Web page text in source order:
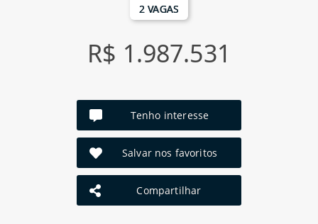
2 VAGAS
R$ 1.987.531
Tenho interesse
Salvar nos favoritos
Compartilhar